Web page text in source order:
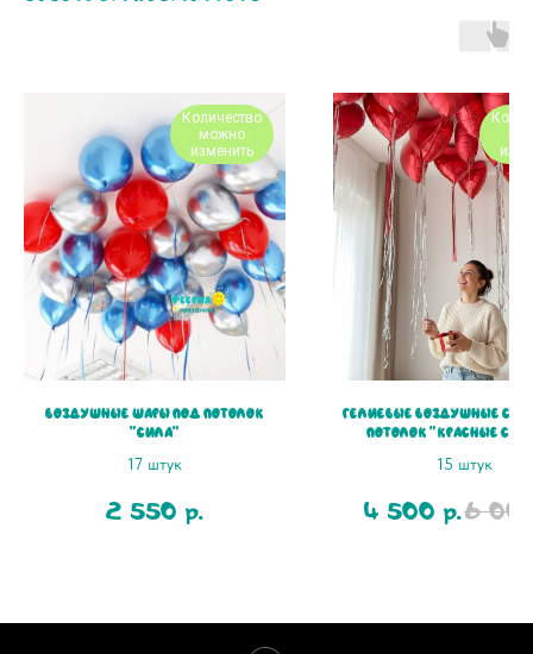
Количество
можно
изменить
Воздушные шары под потолок
"Сила"
17 штук
2 550 р.
Гелиевые воздушные
потолок "Красные
15 штук
4 500 р.6